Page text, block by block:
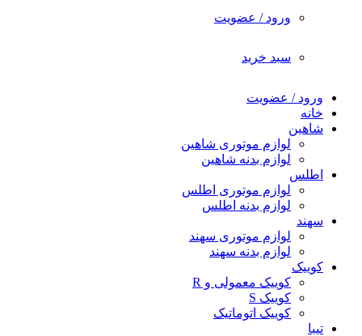
ورود / عضویت
سبد خرید
ورود / عضویت
خانه
شاهین
لوازم موتوری شاهین
لوازم بدنه شاهین
اطلس
لوازم موتوری اطلس
لوازم بدنه اطلس
سهند
لوازم موتوری سهند
لوازم بدنه سهند
کوییک
کوییک معمولی و R
کوییک S
کوییک اتوماتیک
تیبا